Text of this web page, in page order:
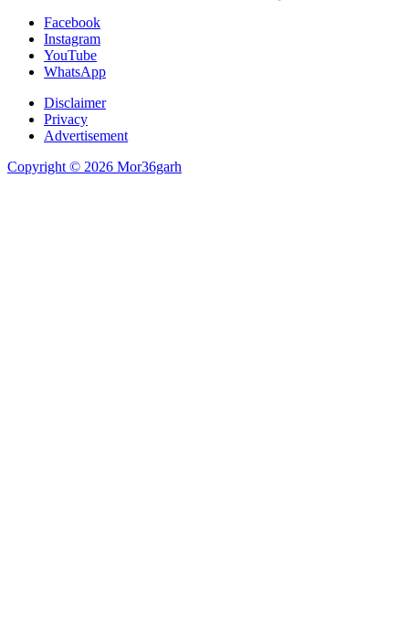
Facebook
Instagram
YouTube
WhatsApp
Disclaimer
Privacy
Advertisement
Copyright © 2026 Mor36garh